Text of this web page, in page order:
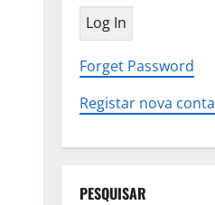
Forget Password
Registar nova conta
PESQUISAR